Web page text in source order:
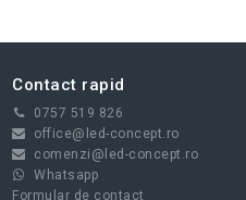
Contact rapid
0757 519 826
office@led-concept.ro
comenzi@led-concept.ro
Whatsapp
Formular de contact